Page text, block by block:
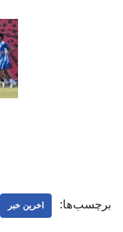
برچسب‌ها: اخرین خبر